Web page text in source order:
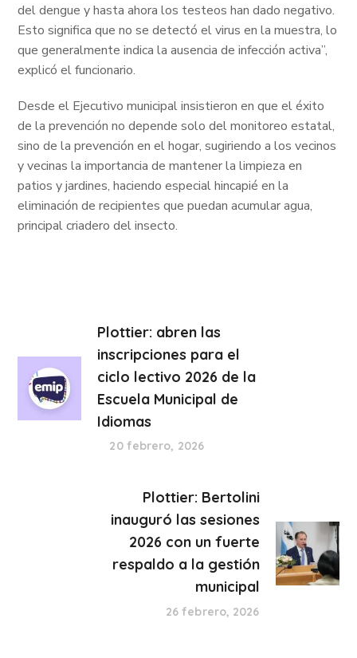
del dengue y hasta ahora los testeos han dado negativo.
Esto significa que no se detectó el virus en la muestra, lo
que generalmente indica la ausencia de infección activa”,
explicó el funcionario.
Desde el Ejecutivo municipal insistieron en que el éxito
de la prevención no depende solo del monitoreo estatal,
sino de la prevención en el hogar, sugiriendo a los vecinos
y vecinas la importancia de mantener la limpieza en
patios y jardines, haciendo especial hincapié en la
eliminación de recipientes que puedan acumular agua,
principal criadero del insecto.
Plottier: abren las
inscripciones para el
ciclo lectivo 2026 de la
Escuela Municipal de
Idiomas
20 febrero, 2026
Plottier: Bertolini
inauguró las sesiones
2026 con un fuerte
respaldo a la gestión
municipal
26 febrero, 2026